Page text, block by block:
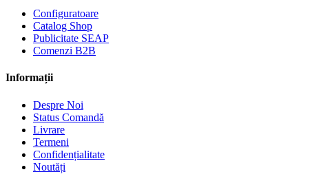
Configuratoare
Catalog Shop
Publicitate SEAP
Comenzi B2B
Informații
Despre Noi
Status Comandă
Livrare
Termeni
Confidențialitate
Noutăți